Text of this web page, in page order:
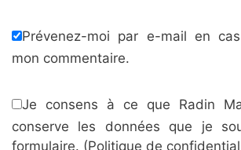
Prévenez-moi par e-mail en
mon commentaire.
Je consens à ce que Radin
conserve les données que je
formulaire. (Politique de